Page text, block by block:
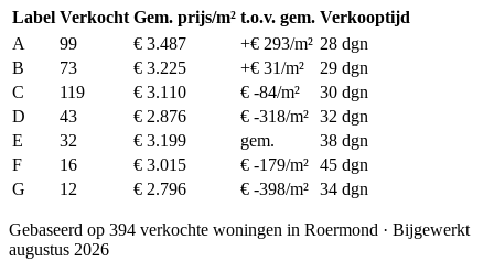
Label Verkocht Gem. prijs/m² t.o.v. gem. Verkooptijd
A
99 € 3.487 +€ 293/m² 28 dgn
B
73 € 3.225 +€ 31/m²
29 dgn
C
119 € 3.110 € -84/m²
30 dgn
D
43 € 2.876 € -318/m² 32 dgn
E
32 € 3.199 gem.
38 dgn
F
16 € 3.015 € -179/m² 45 dgn
G
12 € 2.796 € -398/m² 34 dgn
Gebaseerd op 394 verkochte woningen in Roermond · Bijgewerkt
augustus 2026